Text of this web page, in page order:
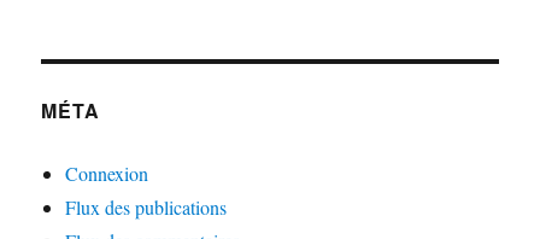
MÉTA
Connexion
Flux des publications